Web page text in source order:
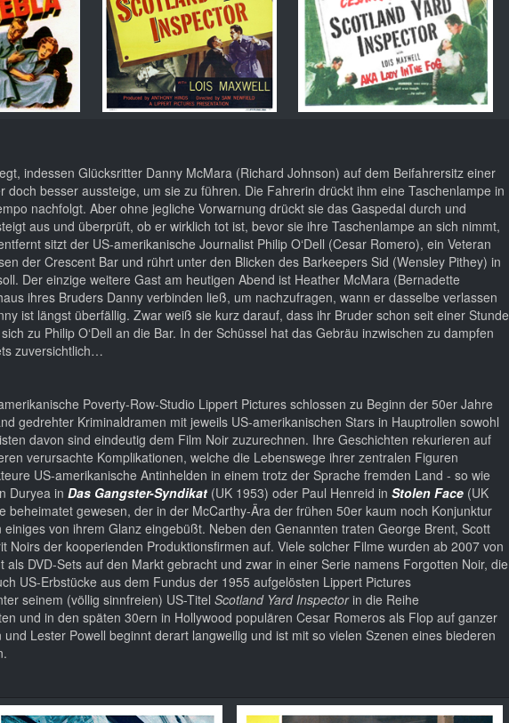
indessen Glücksritter Danny McMara (Richard Johnson) auf dem Beifahrersitz einer
besser aussteige, um sie zu führen. Die Fahrerin drückt ihm eine Taschenlampe in
nachfolgt. Aber ohne jegliche Vorwarnung drückt sie das Gaspedal durch und
aus und überprüft, ob er wirklich tot ist, bevor sie ihre Taschenlampe an sich nimmt,
sitzt der US-amerikanische Journalist Philip O‘Dell (Cesar Romero), ein Veteran
der Crescent Bar und rührt unter den Blicken des Barkeepers Sid (Wensley Pithey) in
Der einzige weitere Gast am heutigen Abend ist Heather McMara (Bernadette
ihres Bruders Danny verbinden ließ, um nachzufragen, wann er dasselbe verlassen
ist längst überfällig. Zwar weiß sie kurz darauf, dass ihr Bruder schon seit einer Stunde
zu Philip O‘Dell an die Bar. In der Schüssel hat das Gebräu inzwischen zu dampfen
zuversichtlich…
Poverty-Row-Studio Lippert Pictures schlossen zu Beginn der 50er Jahre
gedrehter Kriminaldramen mit jeweils US-amerikanischen Stars in Hauptrollen sowohl
davon sind eindeutig dem Film Noir zuzurechnen. Ihre Geschichten rekurieren auf
verursachte Komplikationen, welche die Lebenswege ihrer zentralen Figuren
US-amerikanische Antinhelden in einem trotz der Sprache fremden Land - so wie
Duryea in Das Gangster-Syndikat (UK 1953) oder Paul Henreid in Stolen Face (UK
gewesen, der in der McCarthy-Ära der frühen 50er kaum noch Konjunktur
von ihrem Glanz eingebüßt. Neben den Genannten traten George Brent, Scott
Noirs der kooperienden Produktionsfirmen auf. Viele solcher Filme wurden ab 2007 von
DVD-Sets auf den Markt gebracht und zwar in einer Serie namens Forgotten Noir, die
US-Erbstücke aus dem Fundus der 1955 aufgelösten Lippert Pictures
seinem (völlig sinnfreien) US-Titel Scotland Yard Inspectorin die Reihe
und in den späten 30ern in Hollywood populären Cesar Romeros als Flop auf ganzer
Lester Powell beginnt derart langweilig und ist mit so vielen Szenen eines biederen